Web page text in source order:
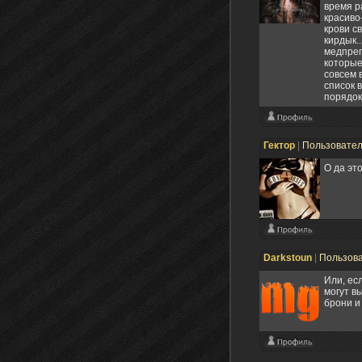
время
крови
совсем
список
Гектор
О да
Darkstoun
Или,
могут
брони и